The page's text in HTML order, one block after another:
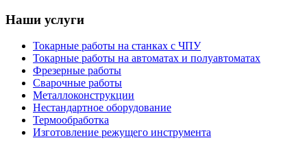
Наши услуги
Токарные работы на станках с ЧПУ
Токарные работы на автоматах и полуавтоматах
Фрезерные работы
Сварочные работы
Металлоконструкции
Нестандартное оборудование
Термообработка
Изготовление режущего инструмента